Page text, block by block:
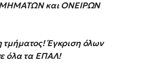
και ΟΝΕΙΡΩΝ
Έγκριση όλων
όλα τα ΕΠΑΛ!